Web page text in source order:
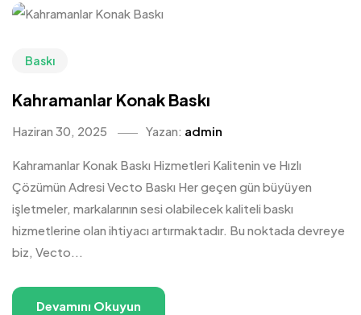
Baskı
Kahramanlar Konak Baskı
Haziran 30, 2025 Yazan: admin
Kahramanlar Konak Baskı Hizmetleri Kalitenin ve Hızlı
Çözümün Adresi Vecto Baskı Her geçen gün büyüyen
işletmeler, markalarının sesi olabilecek kaliteli baskı
hizmetlerine olan ihtiyacı artırmaktadır. Bu noktada devreye
biz, Vecto...
Devamını Okuyun